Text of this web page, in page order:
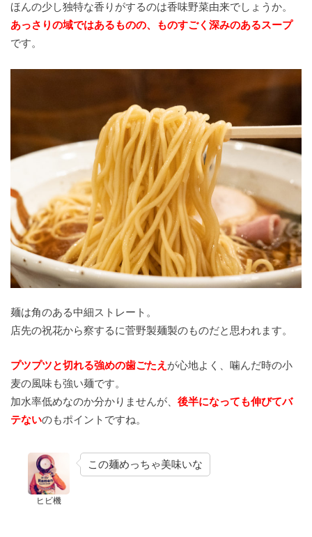
ほんの少し独特な香りがするのは香味野菜由来でしょうか。
あっさりの域ではあるものの、ものすごく深みのあるスープ
です。
麺は角のある中細ストレート。
店先の祝花から察するに菅野製麺製のものだと思われます。
プツプツと切れる強めの歯ごたえ が心地よく、噛んだ時の小
麦の風味も強い麺です。
加水率低めなのか分かりませんが、 後半になっても伸びてバ
テないのもポイントですね。
ヒビ機
この麺めっちゃ美味いな